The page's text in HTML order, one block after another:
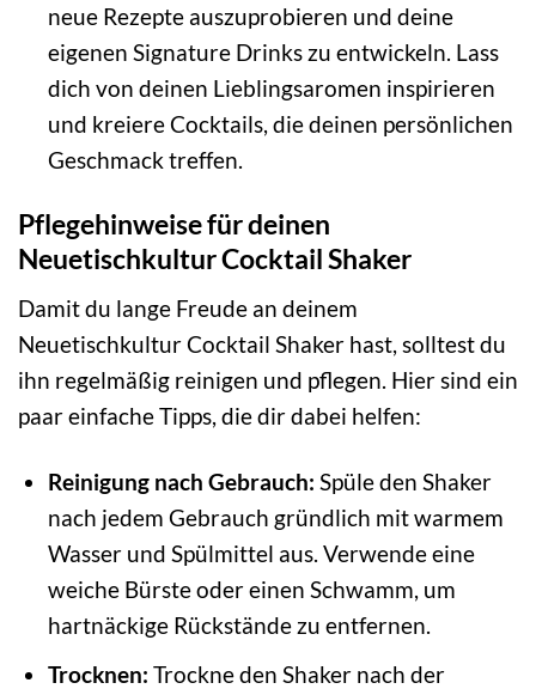
neue Rezepte auszuprobieren und deine
eigenen Signature Drinks zu entwickeln. Lass
dich von deinen Lieblingsaromen inspirieren
und kreiere Cocktails, die deinen persönlichen
Geschmack treffen.
Pflegehinweise für deinen
Neuetischkultur Cocktail Shaker
Damit du lange Freude an deinem
Neuetischkultur Cocktail Shaker hast, solltest du
ihn regelmäßig reinigen und pflegen. Hier sind ein
paar einfache Tipps, die dir dabei helfen:
Reinigung nach Gebrauch: Spüle den Shaker
nach jedem Gebrauch gründlich mit warmem
Wasser und Spülmittel aus. Verwende eine
weiche Bürste oder einen Schwamm, um
hartnäckige Rückstände zu entfernen.
Trocknen: Trockne den Shaker nach der